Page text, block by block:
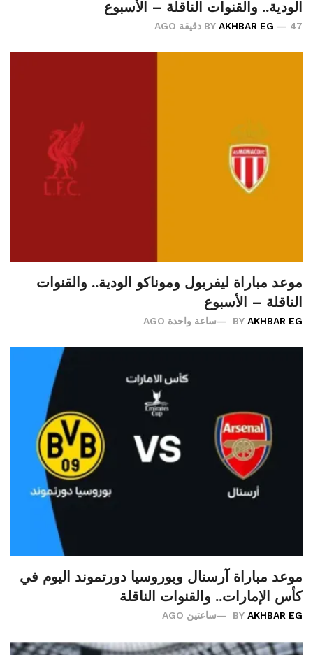
الودية.. والقنوات الناقلة – الأسبوع
BY AKHBAR EG 47 دقيقة AGO
موعد مباراة ليفربول وموناكو الودية.. والقنوات
الناقلة – الأسبوع
BY AKHBAR EG ساعة واحدة AGO
موعد مباراة آرسنال وبوروسيا دورتموند اليوم في
كأس الإمارات.. والقنوات الناقلة
BY AKHBAR EG ساعتين AGO